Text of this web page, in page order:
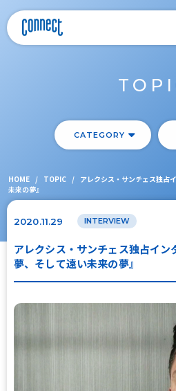
CATEGORY
HOME / TOPIC / アレクシス・サンチェス独占
未来の夢』
2020.11.29 INTERVIEW
アレクシス・サンチェス独占イン
夢、そして遠い未来の夢』